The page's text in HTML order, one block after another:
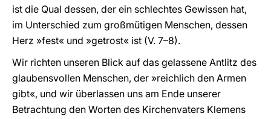
ist die Qual dessen, der ein schlechtes Gewissen hat,
im Unterschied zum großmütigen Menschen, dessen
Herz »fest« und »getrost« ist (V. 7–8).
Wir richten unseren Blick auf das gelassene Antlitz des
glaubensvollen Menschen, der »reichlich den Armen
gibt«, und wir überlassen uns am Ende unserer
Betrachtung den Worten des Kirchenvaters Klemens